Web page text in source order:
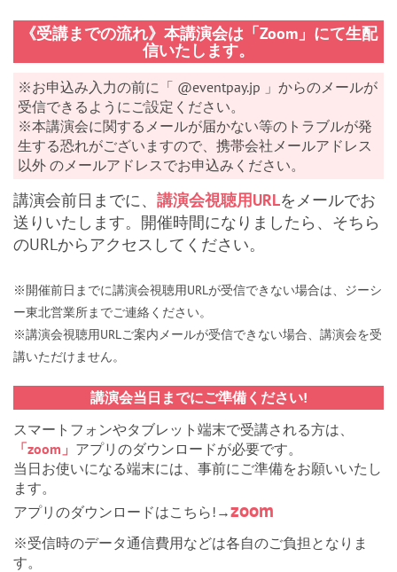
《受講までの流れ》本講演会は「Zoom」にて生配
信いたします。
※お申込み入力の前に「 @eventpay.jp 」からのメールが
受信できるようにご設定ください。
※本講演会に関するメールが届かない等のトラブルが発
生する恐れがございますので、携帯会社メールアドレス
以外 のメールアドレスでお申込みください。
講演会前日までに、 講演会視聴用URLをメールでお
送りいたします。開催時間になりましたら、そちら
のURLからアクセスしてください。
※開催前日までに講演会視聴用URLが受信できない場合は、ジーシ
ー東北営業所までご連絡ください。
※講演会視聴用URLご案内メールが受信できない場合、講演会を受
講いただけません。
講演会当日までにご準備ください!
スマートフォンやタブレット端末で受講される方は、
「zoom」 アプリのダウンロードが必要です。
当日お使いになる端末には、事前にご準備をお願いいたし
ます。
アプリのダウンロードはこちら!→zoom
※受信時のデータ通信費用などは各自のご負担となりま
す。